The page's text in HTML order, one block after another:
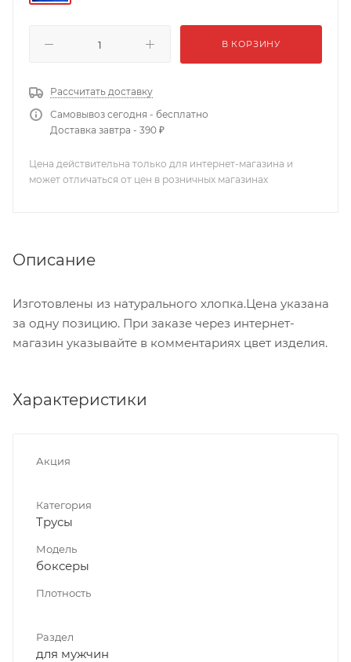
В КОРЗИНУ
Рассчитать доставку
Самовывоз сегодня - бесплатно
Доставка завтра - 390 ₽
Цена действительна только для интернет-магазина и
может отличаться от цен в розничных магазинах
Описание
Изготовлены из натурального хлопка.Цена указана
за одну позицию. При заказе через интернет-
магазин указывайте в комментариях цвет изделия.
Характеристики
Акция
Категория
Трусы
Модель
боксеры
Плотность
Раздел
для мужчин